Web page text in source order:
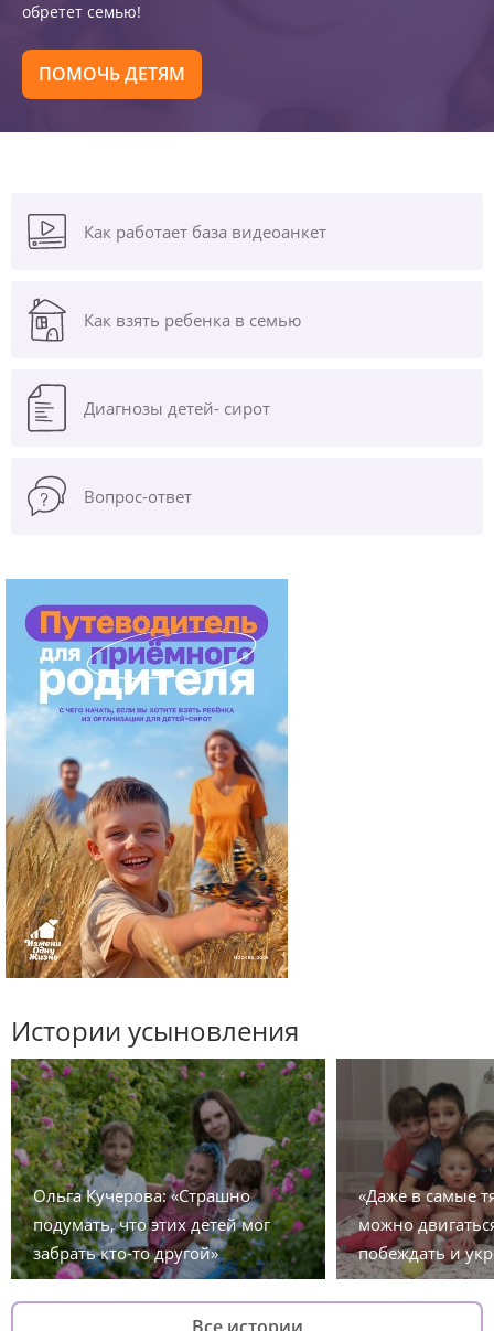
обретет семью!
ПОМОЧЬ ДЕТЯМ
Как работает база видеоанкет
Как взять ребенка в семью
Диагнозы детей- сирот
Вопрос-ответ
Истории усыновления
Ольга Кучерова: «Страшно
подумать, что этих детей мог
забрать кто-то другой»
«Даже в самые
можно
побеждать и